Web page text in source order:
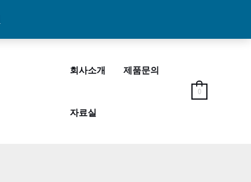
회사소개 제품문의
자료실
0